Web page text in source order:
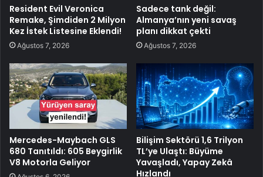
Resident Evil Veronica
Remake, Şimdiden 2 Milyon
Kez İstek Listesine Eklendi!
Ağustos 7, 2026
Sadece tank değil:
Almanya’nın yeni savaş
planı dikkat çekti
Ağustos 7, 2026
Mercedes-Maybach GLS
680 Tanıtıldı: 605 Beygirlik
V8 Motorla Geliyor
Bilişim Sektörü 1,6 Trilyon
TL’ye Ulaştı: Büyüme
Yavaşladı, Yapay Zekâ
Hızlandı